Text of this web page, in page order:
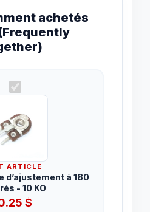
achetés
ARTICLE
d’ajustement à 180
- 10 KO
$